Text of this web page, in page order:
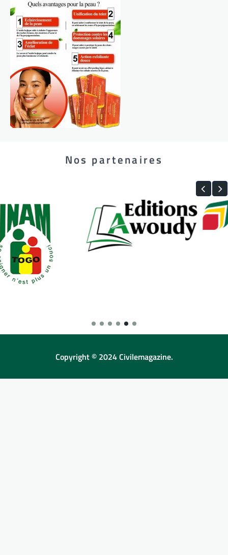
Nos partenaires
Copyright © 2024 Civilemagazine.